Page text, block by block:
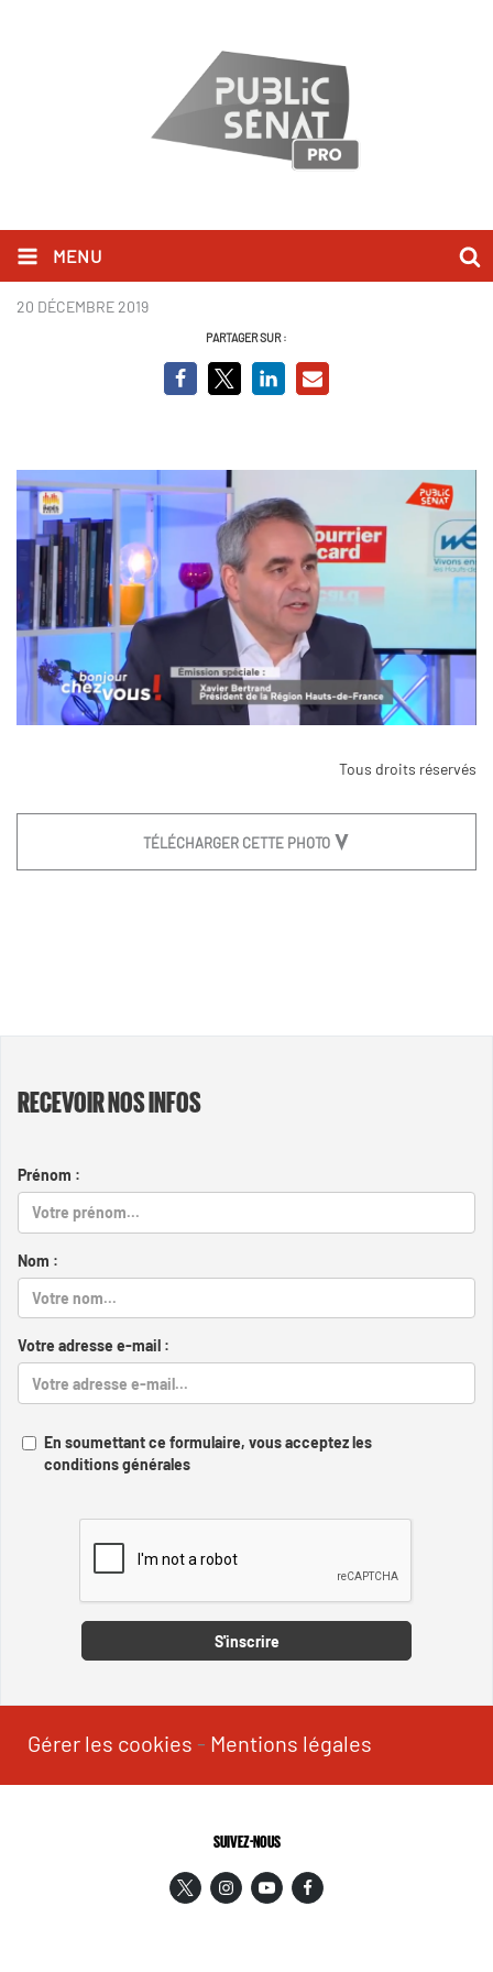
MENU
Xavier Bertrand.PNG
20 DÉCEMBRE 2019
PARTAGER SUR :
Tous droits réservés
TÉLÉCHARGER CETTE PHOTO
RECEVOIR NOS INFOS
Prénom :
Nom :
Votre adresse e-mail :
En soumettant ce formulaire, vous acceptez les
conditions générales
S'inscrire
Gérer les cookies - Mentions légales
SUIVEZ-NOUS